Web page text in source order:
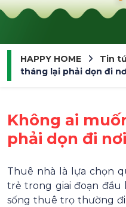
HAPPY HOME Tin
tháng lại phải dọn đi
Không ai
phải dọn đi
Thuê nhà là lựa chọn
trẻ trong giai đoạn đầu
sống thuê trọ thường